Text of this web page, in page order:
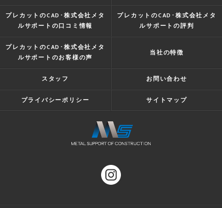
プレカットのCAD･株式会社メタ
ルサポートの口コミ情報
プレカットのCAD･株式会社メタ
ルサポートの評判
プレカットのCAD･株式会社メタ
ルサポートのお客様の声
当社の特徴
スタッフ お問い合わせ
プライバシーポリシー サイトマップ